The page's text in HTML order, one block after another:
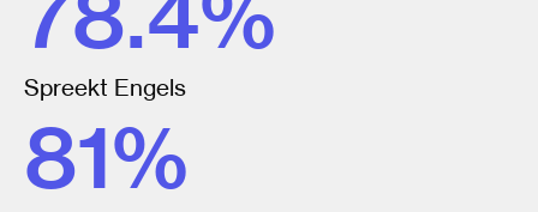
Spreekt Engels
81%